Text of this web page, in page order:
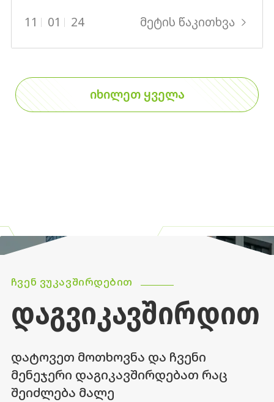
ᲘᲮᲘᲚᲔᲗ ᲧᲕᲔᲚᲐ
11 01 24 მეტის წაკითხვა
ᲩᲕᲔᲜ ᲕᲣᲙᲐᲕᲨᲘᲠᲓᲔᲑᲘᲗ
ᲓᲐᲒᲕᲘᲙᲐᲕᲨᲘᲠᲓᲘᲗ
დატოვეთ მოთხოვნა და ჩვენი
მენეჯერი დაგიკავშირდებათ რაც
შეიძლება მალე